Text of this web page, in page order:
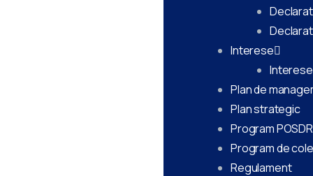
Interese
Plan de
Plan strategic
Program
Program de
Regulament